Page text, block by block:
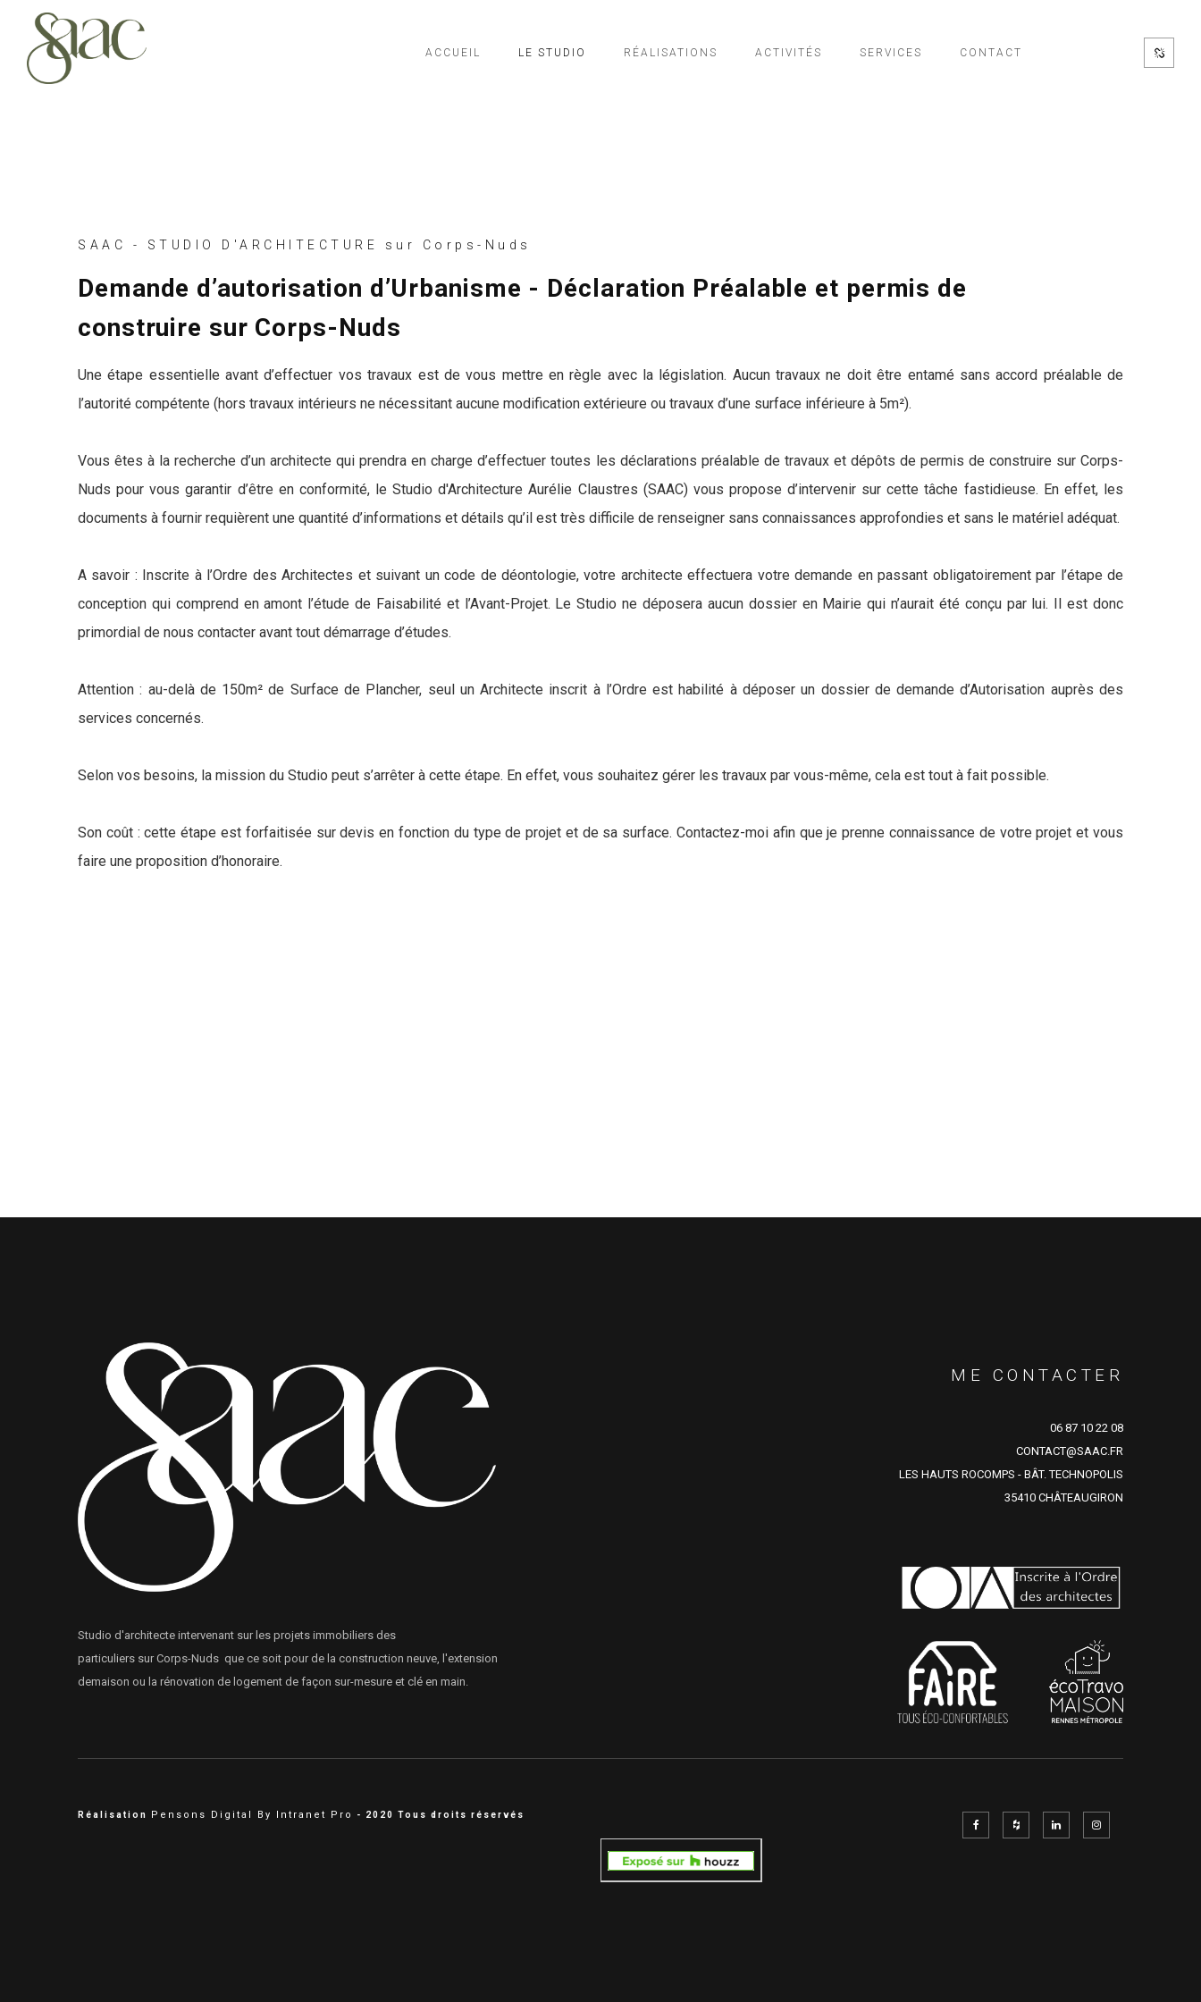
ACCUEIL LE STUDIO RÉALISATIONS ACTIVITÉS SERVICES CONTACT
SAAC - STUDIO D'ARCHITECTURE sur Corps-Nuds
Demande d’autorisation d’Urbanisme - Déclaration Préalable et permis de
construire sur Corps-Nuds
Une étape essentielle avant d’effectuer vos travaux est de vous mettre en règle avec la législation. Aucun travaux ne doit être entamé sans accord préalable de
l’autorité compétente (hors travaux intérieurs ne nécessitant aucune modification extérieure ou travaux d’une surface inférieure à 5m²).
Vous êtes à la recherche d’un architecte qui prendra en charge d’effectuer toutes les déclarations préalable de travaux et dépôts de permis de construire sur Corps-
Nuds pour vous garantir d’être en conformité, le Studio d'Architecture Aurélie Claustres (SAAC) vous propose d’intervenir sur cette tâche fastidieuse. En effet, les
documents à fournir requièrent une quantité d’informations et détails qu’il est très difficile de renseigner sans connaissances approfondies et sans le matériel adéquat.
A savoir : Inscrite à l’Ordre des Architectes et suivant un code de déontologie, votre architecte effectuera votre demande en passant obligatoirement par l’étape de
conception qui comprend en amont l’étude de Faisabilité et l’Avant-Projet. Le Studio ne déposera aucun dossier en Mairie qui n’aurait été conçu par lui. Il est donc
primordial de nous contacter avant tout démarrage d’études.
Attention : au-delà de 150m² de Surface de Plancher, seul un Architecte inscrit à l’Ordre est habilité à déposer un dossier de demande d’Autorisation auprès des
services concernés.
Selon vos besoins, la mission du Studio peut s’arrêter à cette étape. En effet, vous souhaitez gérer les travaux par vous-même, cela est tout à fait possible.
Son coût : cette étape est forfaitisée sur devis en fonction du type de projet et de sa surface. Contactez-moi afin que je prenne connaissance de votre projet et vous
faire une proposition d’honoraire.
Studio d'architecte intervenant sur les projets immobiliers des
particuliers sur Corps-Nuds que ce soit pour de la construction neuve, l'extension
demaison ou la rénovation de logement de façon sur-mesure et clé en main.
ME CONTACTER
06 87 10 22 08
CONTACT@SAAC.FR
LES HAUTS ROCOMPS - BÂT. TECHNOPOLIS
35410 CHÂTEAUGIRON
Réalisation Pensons Digital By Intranet Pro - 2020 Tous droits réservés